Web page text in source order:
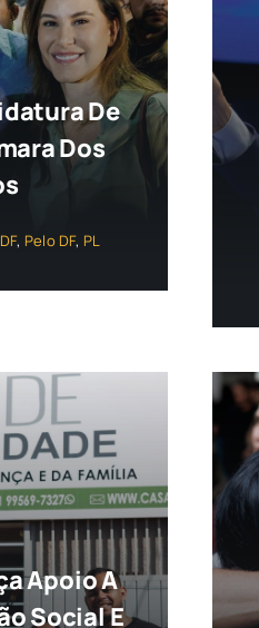
De
Dos
, Pelo DF, PL
Apoio A
Social E